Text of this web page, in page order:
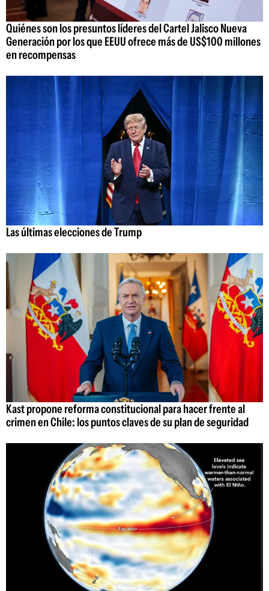
Quiénes son los presuntos líderes del Cartel Jalisco Nueva
Generación por los que EEUU ofrece más de US$100 millones
en recompensas
Las últimas elecciones de Trump
Kast propone reforma constitucional para hacer frente al
crimen en Chile: los puntos claves de su plan de seguridad